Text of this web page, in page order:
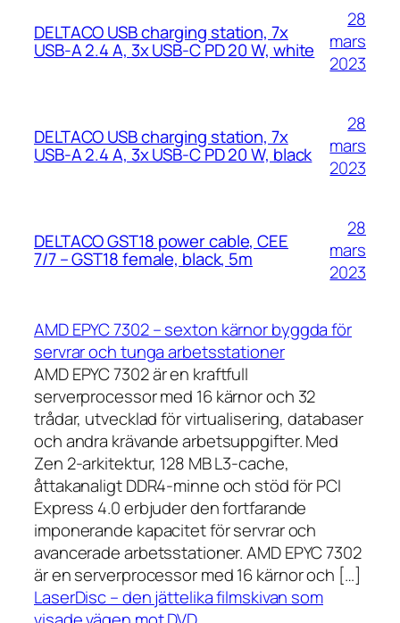
DELTACO USB charging station, 7x
USB-A 2.4 A, 3x USB-C PD 20 W, white
28
mars
2023
DELTACO USB charging station, 7x
USB-A 2.4 A, 3x USB-C PD 20 W, black
28
mars
2023
DELTACO GST18 power cable, CEE
7/7 – GST18 female, black, 5m
28
mars
2023
AMD EPYC 7302 – sexton kärnor byggda för
servrar och tunga arbetsstationer
AMD EPYC 7302 är en kraftfull
serverprocessor med 16 kärnor och 32
trådar, utvecklad för virtualisering, databaser
och andra krävande arbetsuppgifter. Med
Zen 2-arkitektur, 128 MB L3-cache,
åttakanaligt DDR4-minne och stöd för PCI
Express 4.0 erbjuder den fortfarande
imponerande kapacitet för servrar och
avancerade arbetsstationer. AMD EPYC 7302
är en serverprocessor med 16 kärnor och […]
LaserDisc – den jättelika filmskivan som